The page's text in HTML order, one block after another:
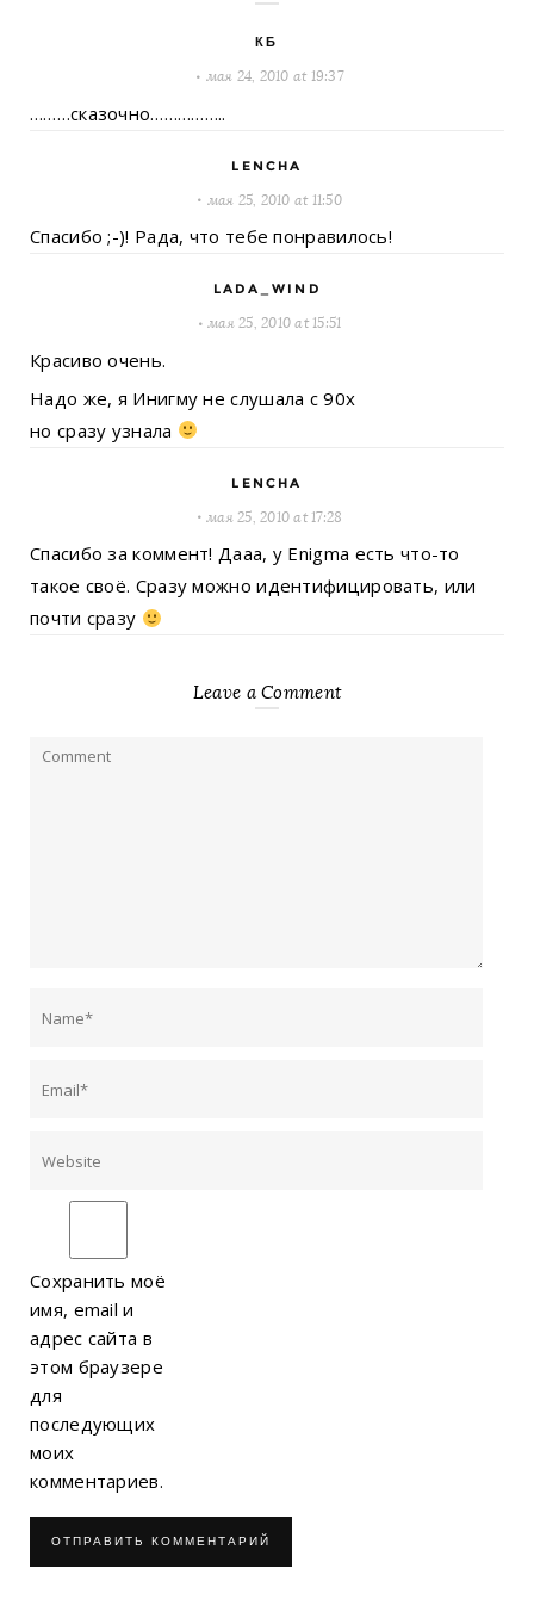
КБ
мая 24, 2010 at 19:37
………сказочно……………..
LENCHA
мая 25, 2010 at 11:50
Спасибо ;-)! Рада, что тебе понравилось!
LADA_WIND
мая 25, 2010 at 15:51
Красиво очень.
Надо же, я Инигму не слушала с 90х
но сразу узнала
LENCHA
мая 25, 2010 at 17:28
Спасибо за коммент! Дааа, у Enigma есть что-то
такое своё. Сразу можно идентифицировать, или
почти сразу
Leave a Comment
Сохранить моё
имя, email и
адрес сайта в
этом браузере
для
последующих
моих
комментариев.